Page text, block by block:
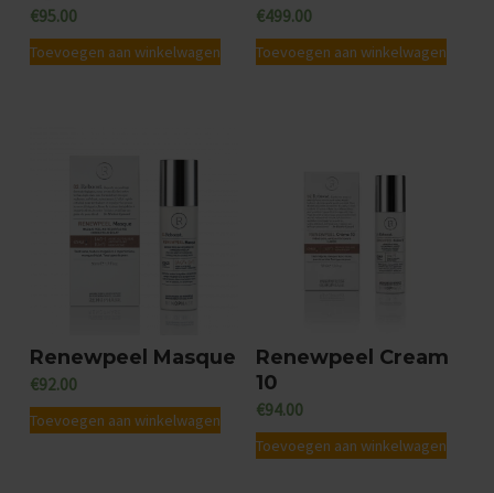
€95.00
Toevoegen aan winkelwagen
€499.00
Toevoegen aan winkelwagen
Renewpeel Masque
€92.00
Toevoegen aan winkelwagen
Renewpeel Cream
10
€94.00
Toevoegen aan winkelwagen